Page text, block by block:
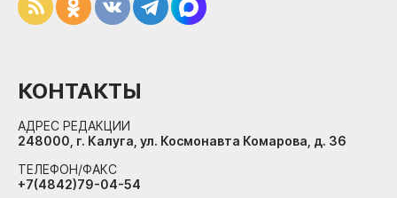
КОНТАКТЫ
АДРЕС РЕДАКЦИИ
248000, г. Калуга, ул. Космонавта Комарова, д. 36
ТЕЛЕФОН/ФАКС
+7(4842)79-04-54